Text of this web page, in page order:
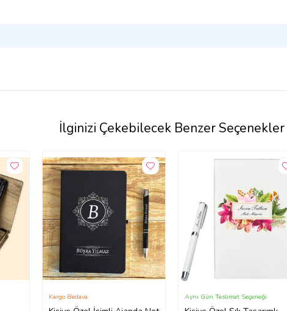
İlginizi Çekebilecek Benzer Seçenekler
Kargo Bedava Aynı Gün Teslimat Seçeneği